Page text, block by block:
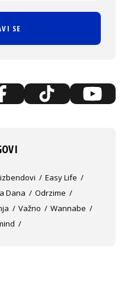
SE
Easy Life
Dana
Odrzime
Važno
Wannabe